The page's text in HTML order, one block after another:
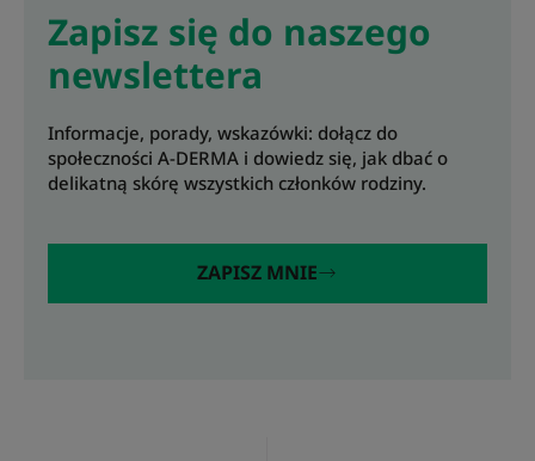
Zapisz się do naszego
newslettera
Informacje, porady, wskazówki: dołącz do
społeczności A-DERMA i dowiedz się, jak dbać o
delikatną skórę wszystkich członków rodziny.
ZAPISZ MNIE